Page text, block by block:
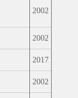
2002
2002
2017
2002